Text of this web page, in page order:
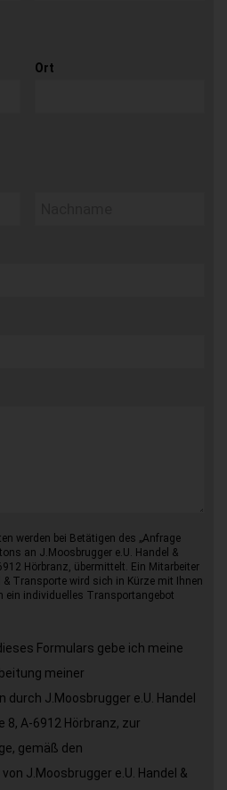
Ort
werden bei Betätigen des „Anfrage
an J.Moosbrugger e.U. Handel &
Hörbranz, übermittelt. Ein Mitarbeiter
Transporte wird sich in Kürze mit Ihnen
ein individuelles Transportangebot
Formulars gebe ich meine
meiner
J.Moosbrugger e.U. Handel
A-6912 Hörbranz, zur
gemäß den
von J.Moosbrugger e.U. Handel &